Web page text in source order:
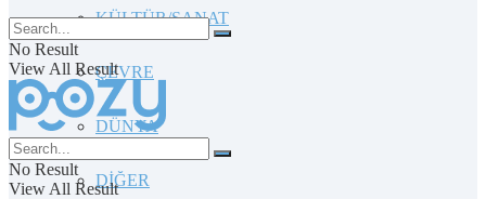
KÜLTÜR/SANAT
ÇEVRE
DÜNYA
DİĞER
No Result
View All Result
No Result
View All Result